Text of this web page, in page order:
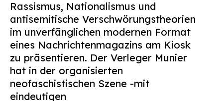
nach:
Rassismus, Nationalismus und
antisemitische Verschwörungstheorien
im unverfänglichen modernen Format
eines Nachrichtenmagazins am Kiosk
zu präsentieren. Der Verleger Munier
hat in der organisierten
neofaschistischen Szene -mit
eindeutigen